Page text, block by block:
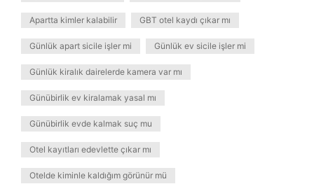
Apartta kimler kalabilir GBT otel kaydı çıkar mı
Günlük apart sicile işler mi Günlük ev sicile işler mi
Günlük kiralık dairelerde kamera var mı
Günübirlik ev kiralamak yasal mı
Günübirlik evde kalmak suç mu
Otel kayıtları edevlette çıkar mı
Otelde kiminle kaldığım görünür mü